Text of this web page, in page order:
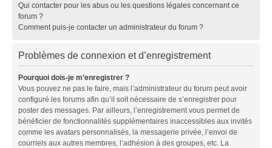
Qui contacter pour les abus ou les questions légales concernant ce
forum ?
Comment puis-je contacter un administrateur du forum ?
Problèmes de connexion et d’enregistrement
Pourquoi dois-je m’enregistrer ?
Vous pouvez ne pas le faire, mais l’administrateur du forum peut avoir
configuré les forums afin qu’il soit nécessaire de s’enregistrer pour
poster des messages. Par ailleurs, l’enregistrement vous permet de
bénéficier de fonctionnalités supplémentaires inaccessibles aux invités
comme les avatars personnalisés, la messagerie privée, l’envoi de
courriels aux autres membres, l’adhésion à des groupes, etc. La